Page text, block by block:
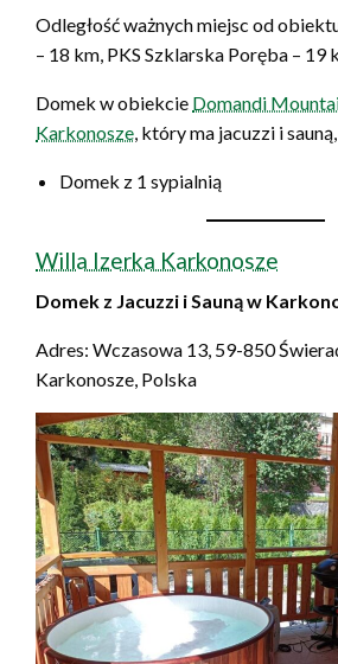
Odległość ważnych miejsc od
– 18 km, PKS Szklarska Poręba – 19
Domek w obiekcie Domandi
Karkonosze, który ma jacuzzi i
Domek z 1 sypialnią
Willa Izerka Karkonosze
Domek z Jacuzzi i Sauną w
Adres: Wczasowa 13, 59-850
Karkonosze, Polska